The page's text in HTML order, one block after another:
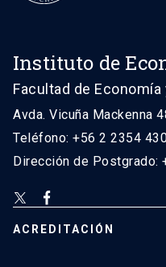
Instituto de
Facultad de
Avda. Vicuña Mackenna
Teléfono: +56 2 2354
Dirección de Postgrado:
ACREDITACIÓN